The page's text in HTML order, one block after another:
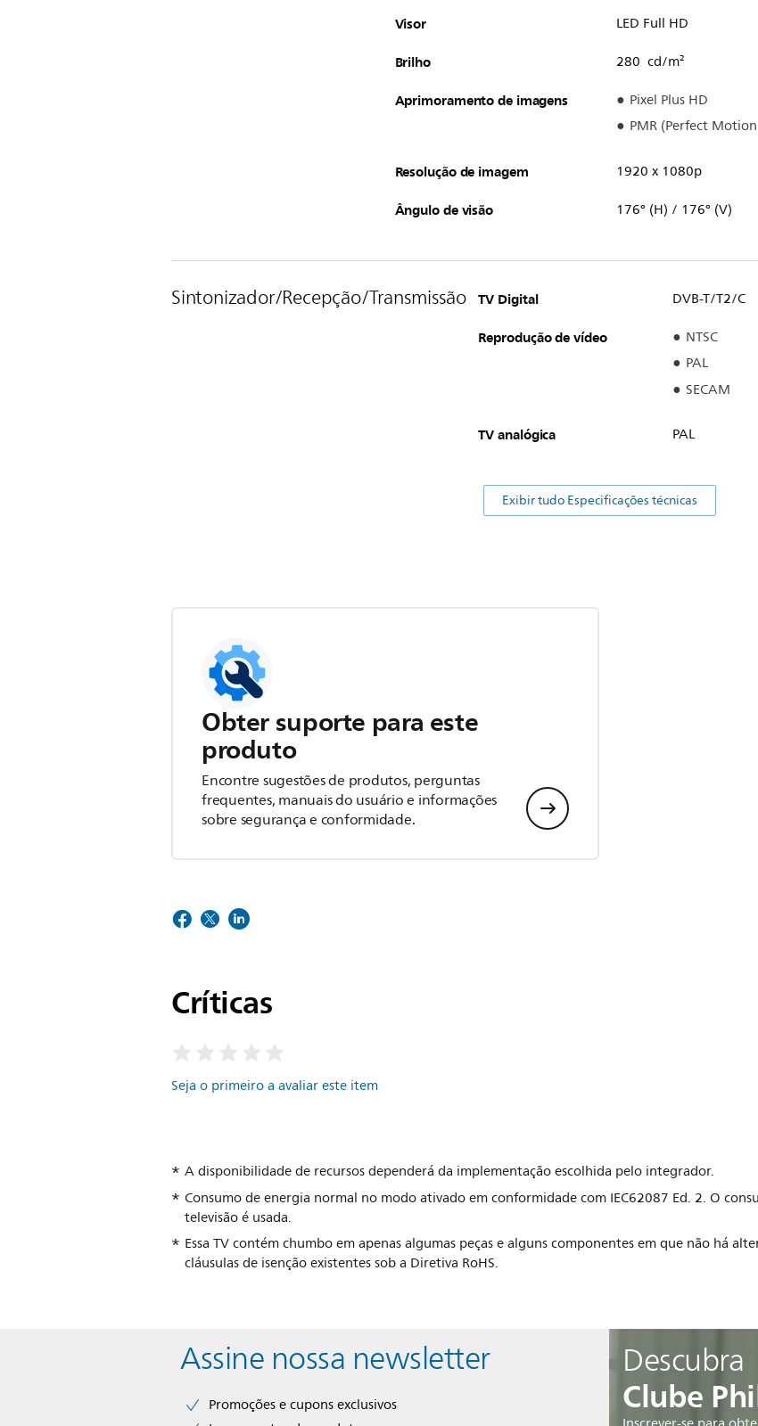
Visor LED Full HD
Brilho 280 cd/m²
Aprimoramento de imagens
Pixel Plus HD
PMR (Perfect
Resolução de imagem 1920 x 1080p
Ângulo de visão 176° (H) / 176° (V)
Sintonizador/Recepção/Transmissão TV Digital DVB-T/T2/C
Reprodução de vídeo
NTSC
PAL
SECAM
TV analógica PAL
Exibir tudo Especificações técnicas
Obter suporte para este
produto
Encontre sugestões de produtos, perguntas
frequentes, manuais do usuário e informações
sobre segurança e conformidade.
Críticas
Seja o primeiro a avaliar este item
A disponibilidade de recursos dependerá da implementação escolhida pelo integrador.
Consumo de energia normal no modo ativado em conformidade com IEC62087 Ed. 2. O
televisão é usada.
Essa TV contém chumbo em apenas algumas peças e alguns componentes em que não há
cláusulas de isenção existentes sob a Diretiva RoHS.
Descubra
Clube
Assine nossa newsletter
Promoções e cupons exclusivos